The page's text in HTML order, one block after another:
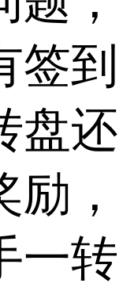
签到
盘还
，
一转